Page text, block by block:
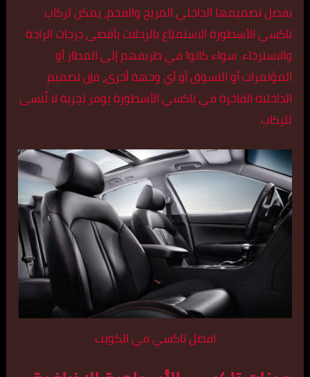
بفضل تصميمها الداخلي المريح والفخم، يمكن لركاب
تاكسي الأسطورة الاستمتاع بالرحلات بأقصى درجات الراحة
والاسترخاء. سواء كانوا في طريقهم إلى المطار أو
المؤتمرات أو التسوق أو أي وجهة أخرى، فإن تصميم
الداخلية الفاخرة في تاكسي الأسطورة يوفر تجربة لا تُنسى
للركاب.
افضل تاكسي في الكويت